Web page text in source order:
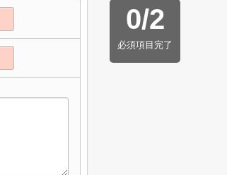
0/2
必須項目完了